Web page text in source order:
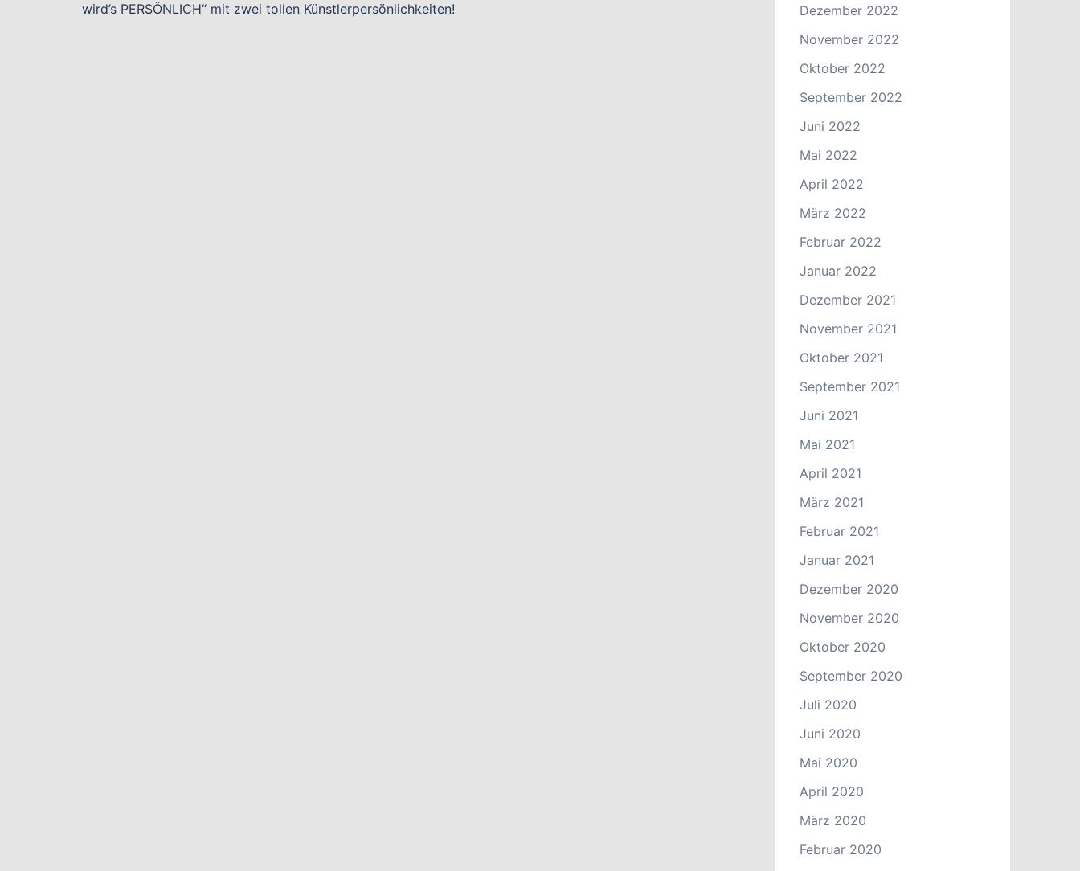
wird’s PERSÖNLICH“ mit zwei tollen Künstlerpersönlichkeiten!
Dezember 2022
November 2022
Oktober 2022
September 2022
Juni 2022
Mai 2022
April 2022
März 2022
Februar 2022
Januar 2022
Dezember 2021
November 2021
Oktober 2021
September 2021
Juni 2021
Mai 2021
April 2021
März 2021
Februar 2021
Januar 2021
Dezember 2020
November 2020
Oktober 2020
September 2020
Juli 2020
Juni 2020
Mai 2020
April 2020
März 2020
Februar 2020